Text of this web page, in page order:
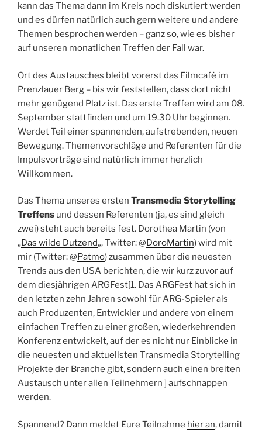
kann das Thema dann im Kreis noch diskutiert werden
und es dürfen natürlich auch gern weitere und andere
Themen besprochen werden – ganz so, wie es bisher
auf unseren monatlichen Treffen der Fall war.
Ort des Austausches bleibt vorerst das Filmcafė im
Prenzlauer Berg – bis wir feststellen, dass dort nicht
mehr genügend Platz ist. Das erste Treffen wird am 08.
September stattfinden und um 19.30 Uhr beginnen.
Werdet Teil einer spannenden, aufstrebenden, neuen
Bewegung. Themenvorschläge und Referenten für die
Impulsvorträge sind natürlich immer herzlich
Willkommen.
Das Thema unseres ersten Transmedia Storytelling
Treffens und dessen Referenten (ja, es sind gleich
zwei) steht auch bereits fest. Dorothea Martin (von
„Das wilde Dutzend„, Twitter: @DoroMartin) wird mit
mir (Twitter: @Patmo) zusammen über die neuesten
Trends aus den USA berichten, die wir kurz zuvor auf
dem diesjährigen ARGFest[1. Das ARGFest hat sich in
den letzten zehn Jahren sowohl für ARG-Spieler als
auch Produzenten, Entwickler und andere von einem
einfachen Treffen zu einer großen, wiederkehrenden
Konferenz entwickelt, auf der es nicht nur Einblicke in
die neuesten und aktuellsten Transmedia Storytelling
Projekte der Branche gibt, sondern auch einen breiten
Austausch unter allen Teilnehmern ] aufschnappen
werden.
Spannend? Dann meldet Eure Teilnahme hier an, damit